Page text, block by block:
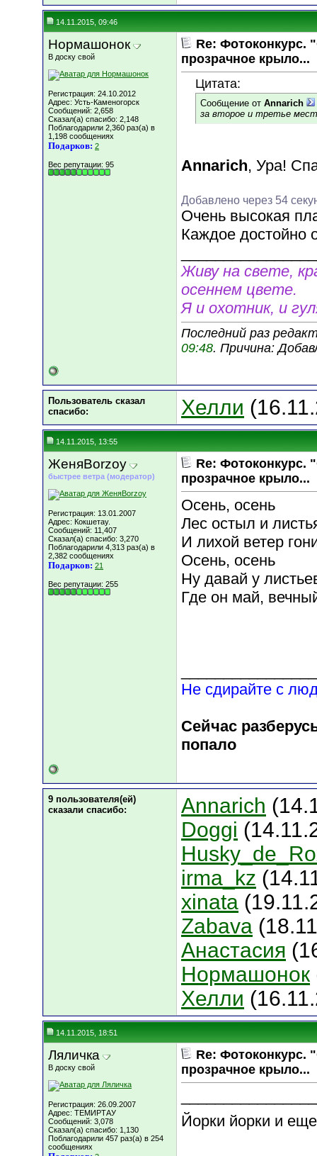
14.11.2015, 09:46
Нормашонок
В доску свой
Регистрация: 24.10.2012
Адрес: Усть-Каменогорск
Сообщений: 2,658
Сказал(а) спасибо: 2,148
Поблагодарили 2,360 раз(а) в
1,198 сообщениях
Подарков: 2
Вес репутации: 95
Re: Фотоконкурс.
прозрачное крыло...
Цитата:
Сообщение от Annarich
за второе и третье
Annarich, Ура!
Добавлено через 54
Очень высокая
Каждое достойно
Живу на свете,
осеннем цвете.
Я и охотник, и
Последний раз
09:48. Причина:
Пользователь сказал
cпасибо:
Хелли
14.11.2015, 13:55
ЖеняBorzoy
быстрее ветра (модератор)
Регистрация: 13.01.2007
Адрес: Кокшетау.
Сообщений: 11,407
Сказал(а) спасибо: 3,270
Поблагодарили 4,313 раз(а) в
2,382 сообщениях
Подарков: 21
Вес репутации: 255
Re: Фотоконкурс.
прозрачное крыло...
Осень, осень
Лес остыл и
И лихой ветер
Осень, осень
Ну давай у
Где он май,
Не сдирайте с
Сейчас
попало
9 пользователя(ей)
сказали cпасибо:
Annarich
Doggi
irma_kz
xinata
Zabava
Анастасия
Нормашонок
Хелли
14.11.2015, 18:51
Ляличка
В доску свой
Регистрация: 26.09.2007
Адрес: ТЕМИРТАУ
Сообщений: 3,078
Сказал(а) спасибо: 1,130
Поблагодарили 457 раз(а) в 254
сообщениях
Re: Фотоконкурс.
прозрачное крыло...
Йорки йорки и